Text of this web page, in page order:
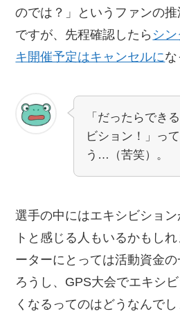
のでは？」というファンの
ですが、先程確認したら シ
キ開催予定はキャンセルにな
「だったらでき
ビション！」っ
う…（苦笑）。
選手の中にはエキシビショ
トと感じる人もいるかもし
ーターにとっては活動資金
ろうし、GPS大会でエキシ
くなるってのはどうなんでし